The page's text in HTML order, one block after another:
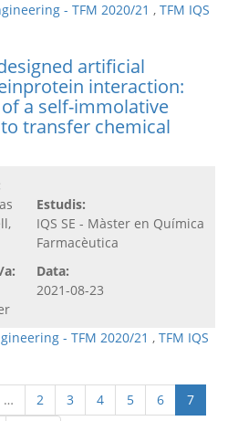
- TFM 2020/21 , TFM IQS
artificial
interaction:
a self-immolative
transfer chemical
Estudis:
IQS SE - Màster en Química
Farmacèutica
Data:
2021-08-23
- TFM 2020/21 , TFM IQS
… 2 3 4 5 6
7